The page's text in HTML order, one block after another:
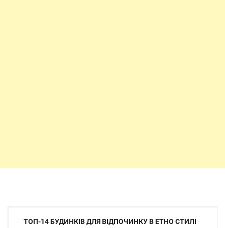
Навігація
ТОП-14 БУДИНКІВ ДЛЯ ВІДПОЧИНКУ В ЕТНО СТИЛІ